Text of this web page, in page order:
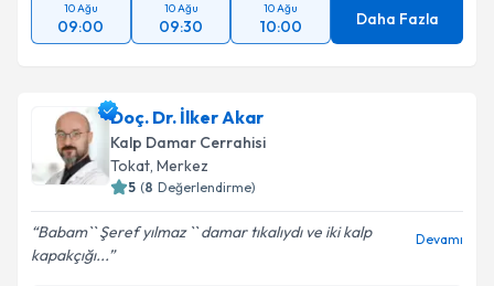
10 Ağu
09:00
10 Ağu
09:30
10 Ağu
10:00 Daha Fazla
Doç. Dr. İlker Akar
Kalp Damar Cerrahisi
Tokat, Merkez
5 (8 Değerlendirme)
Babam`` Şeref yılmaz `` damar tıkalıydı ve iki kalp
kapakçığı...
Devamı